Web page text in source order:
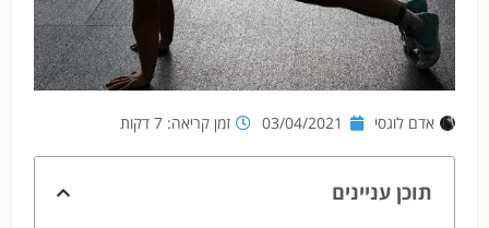
אדם לוגסי 03/04/2021 זמן קריאה: 7 דקות
תוכן עניינים